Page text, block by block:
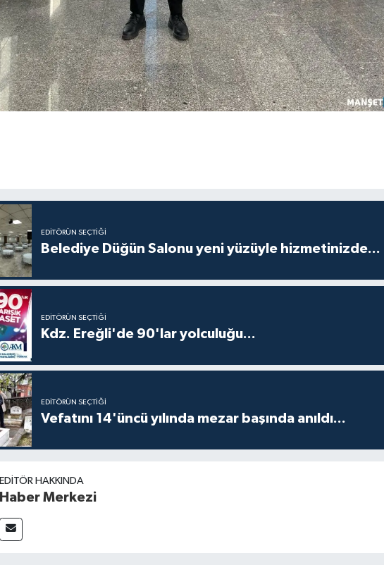
EDITÖRÜN SEÇTIĞI
Belediye Düğün Salonu yeni yüzüyle hizmetinizde...
EDITÖRÜN SEÇTIĞI
Kdz. Ereğli'de 90'lar yolculuğu...
EDITÖRÜN SEÇTIĞI
Vefatını 14'üncü yılında mezar başında anıldı...
EDITÖR HAKKINDA
Haber Merkezi